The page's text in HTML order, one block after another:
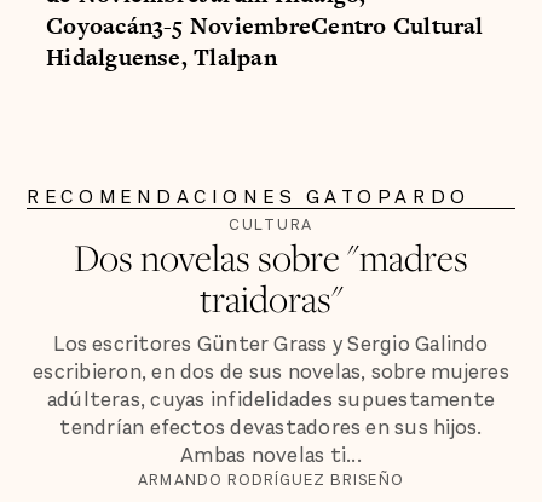
Coyoacán3-5 NoviembreCentro Cultural
Hidalguense, Tlalpan
RECOMENDACIONES GATOPARDO
CULTURA
Dos novelas sobre "madres
traidoras"
Los escritores Günter Grass y Sergio Galindo
escribieron, en dos de sus novelas, sobre mujeres
adúlteras, cuyas infidelidades supuestamente
tendrían efectos devastadores en sus hijos.
Ambas novelas ti...
ARMANDO RODRÍGUEZ BRISEÑO